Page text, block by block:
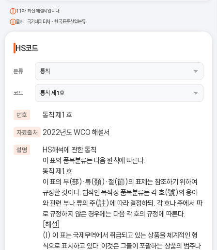
11차 최신 해설서입니다.
출처: 국가데이터처 - 한국표준산업분류
HS코드
분류
코드
번호 통칙 제1호
자료출처 2022년도 WCO 해설서
설명
HS해석에 관한 통칙
이 표의 품목분류는 다음 원칙에 따른다.
통칙 제1호
이 표의 부(部)ㆍ류(類)ㆍ절(節)의 표제는 참조하기 위하여
규정한 것이다. 법적인 목적상 품목분류는 각 호(號)의 용어
와 관련 부나 류의 주(註)에 따라 결정하되, 각 호나 주에서 따
로 규정하지 않은 경우에는 다음 각 호의 규정에 따른다.
[해설]
(I) 이 표는 국제무역에서 취급되고 있는 상품을 체계적인 형
식으로 표시하고 있다. 이것은 그들이 포괄하는 상품의 범주나